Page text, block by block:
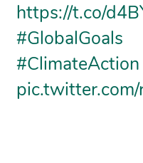
https://t.co/
#GlobalGoals
#ClimateAction